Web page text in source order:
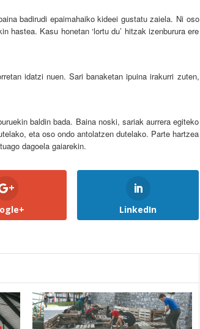
badirudi epaimahaiko kideei gustatu zaiela. Ni oso
hastea. Kasu honetan ‘lortu du’ hitzak izenburura ere
idatzi nuen. Sari banaketan ipuina irakurri zuten,
baldin bada. Baina noski, sariak aurrera egiteko
eta oso ondo antolatzen dutelako. Parte hartzea
dagoela gaiarekin.
LinkedIn